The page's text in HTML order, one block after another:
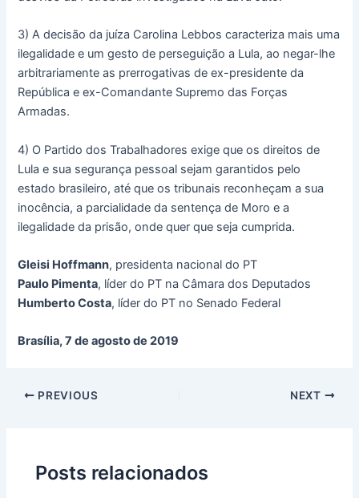
3) A decisão da juíza Carolina Lebbos caracteriza mais uma
ilegalidade e um gesto de perseguição a Lula, ao negar-lhe
arbitrariamente as prerrogativas de ex-presidente da
República e ex-Comandante Supremo das Forças
Armadas.
4) O Partido dos Trabalhadores exige que os direitos de
Lula e sua segurança pessoal sejam garantidos pelo
estado brasileiro, até que os tribunais reconheçam a sua
inocência, a parcialidade da sentença de Moro e a
ilegalidade da prisão, onde quer que seja cumprida.
Gleisi Hoffmann, presidenta nacional do PT
Paulo Pimenta, líder do PT na Câmara dos Deputados
Humberto Costa, líder do PT no Senado Federal
Brasília, 7 de agosto de 2019
PREVIOUS NEXT
Posts relacionados